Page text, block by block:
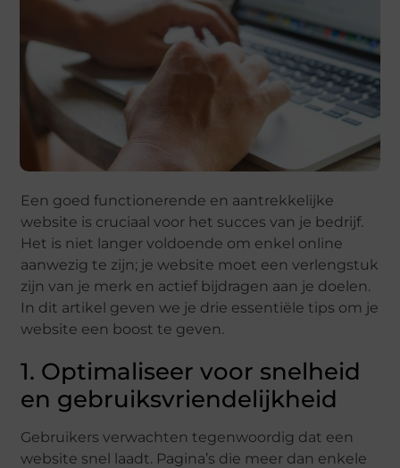
Een goed functionerende en aantrekkelijke
website is cruciaal voor het succes van je bedrijf.
Het is niet langer voldoende om enkel online
aanwezig te zijn; je website moet een verlengstuk
zijn van je merk en actief bijdragen aan je doelen.
In dit artikel geven we je drie essentiële tips om je
website een boost te geven.
1. Optimaliseer voor snelheid
en gebruiksvriendelijkheid
Gebruikers verwachten tegenwoordig dat een
website snel laadt. Pagina’s die meer dan enkele